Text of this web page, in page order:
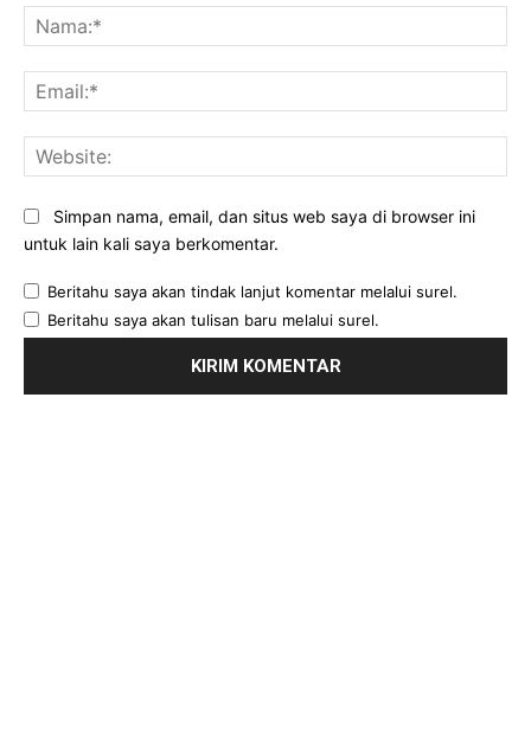
Simpan nama, email, dan situs web saya di browser ini
untuk lain kali saya berkomentar.
Beritahu saya akan tindak lanjut komentar melalui surel.
Beritahu saya akan tulisan baru melalui surel.